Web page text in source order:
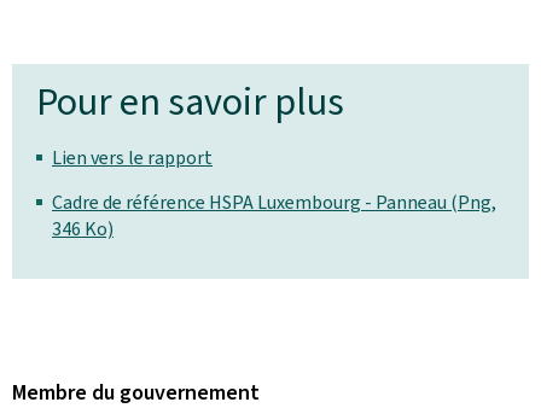
Pour en savoir plus
Lien vers le rapport
Cadre de référence HSPA Luxembourg - Panneau (Png,
346 Ko)
Membre du gouvernement